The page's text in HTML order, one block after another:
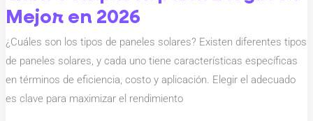
Mejor en 2026
¿Cuáles son los tipos de paneles solares? Existen diferentes tipos
de paneles solares, y cada uno tiene características específicas
en términos de eficiencia, costo y aplicación. Elegir el adecuado
es clave para maximizar el rendimiento